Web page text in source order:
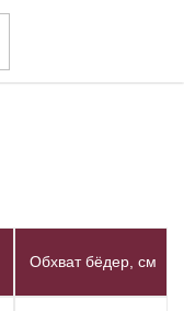
Обхват бёдер, см